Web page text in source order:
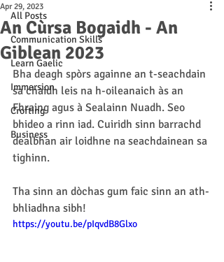
All Posts
Communication Skills
Learn Gaelic
Immersion
Crofting
Business
An Cùrsa Bogaidh - An
Giblean 2023
Apr 29, 2023
Bha deagh spòrs againne an t-seachdain
sa chaidh leis na h-oileanaich às an
Fhraing agus à Sealainn Nuadh. Seo
bhideo a rinn iad. Cuiridh sinn barrachd
dealbhan air loidhne na seachdainean sa
tighinn.
Tha sinn an dòchas gum faic sinn an ath-
bhliadhna sibh!
https://youtu.be/pIqvdB8Glxo